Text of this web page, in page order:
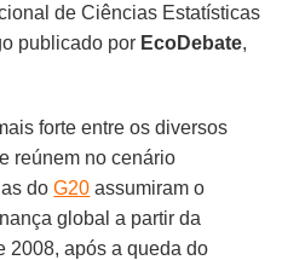
de Ciências Estatísticas
publicado por EcoDebate,
forte entre os diversos
reúnem no cenário
doG20 assumiram o
global a partir da
2008, após a queda do